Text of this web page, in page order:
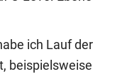
ich Lauf der
beispielsweise